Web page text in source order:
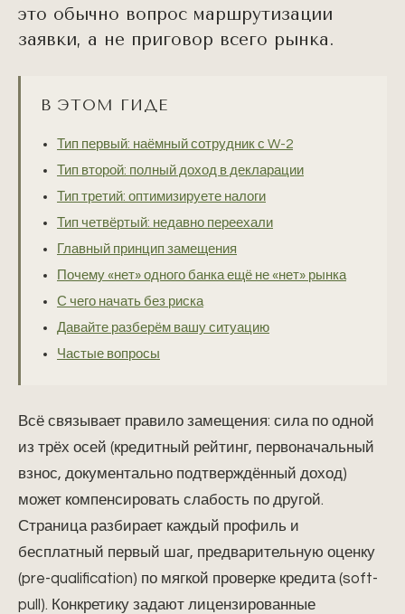
это обычно вопрос маршрутизации
заявки, а не приговор всего рынка.
В ЭТОМ ГИДЕ
Тип первый: наёмный сотрудник с W-2
Тип второй: полный доход в декларации
Тип третий: оптимизируете налоги
Тип четвёртый: недавно переехали
Главный принцип замещения
Почему «нет» одного банка ещё не «нет» рынка
С чего начать без риска
Давайте разберём вашу ситуацию
Частые вопросы
Всё связывает правило замещения: сила по одной
из трёх осей (кредитный рейтинг, первоначальный
взнос, документально подтверждённый доход)
может компенсировать слабость по другой.
Страница разбирает каждый профиль и
бесплатный первый шаг, предварительную оценку
(pre-qualification) по мягкой проверке кредита (soft-
pull). Конкретику задают лицензированные